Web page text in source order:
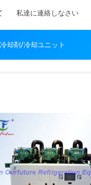
私達に連絡しなさい
却剤/冷却ユニット